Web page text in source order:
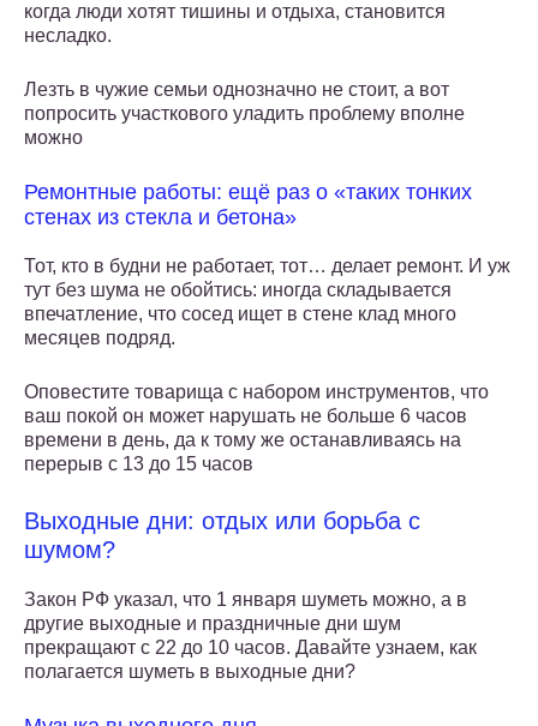
когда люди хотят тишины и отдыха, становится
несладко.
Лезть в чужие семьи однозначно не стоит, а вот
попросить участкового уладить проблему вполне
можно
Ремонтные работы: ещё раз о «таких тонких
стенах из стекла и бетона»
Тот, кто в будни не работает, тот… делает ремонт. И уж
тут без шума не обойтись: иногда складывается
впечатление, что сосед ищет в стене клад много
месяцев подряд.
Оповестите товарища с набором инструментов, что
ваш покой он может нарушать не больше 6 часов
времени в день, да к тому же останавливаясь на
перерыв с 13 до 15 часов
Выходные дни: отдых или борьба с
шумом?
Закон РФ указал, что 1 января шуметь можно, а в
другие выходные и праздничные дни шум
прекращают с 22 до 10 часов. Давайте узнаем, как
полагается шуметь в выходные дни?